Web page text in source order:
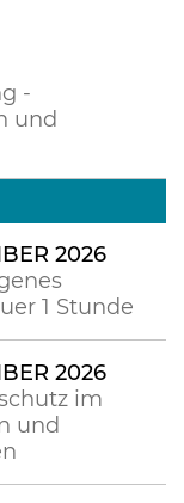
-
und
2026
1 Stunde
2026
im
und